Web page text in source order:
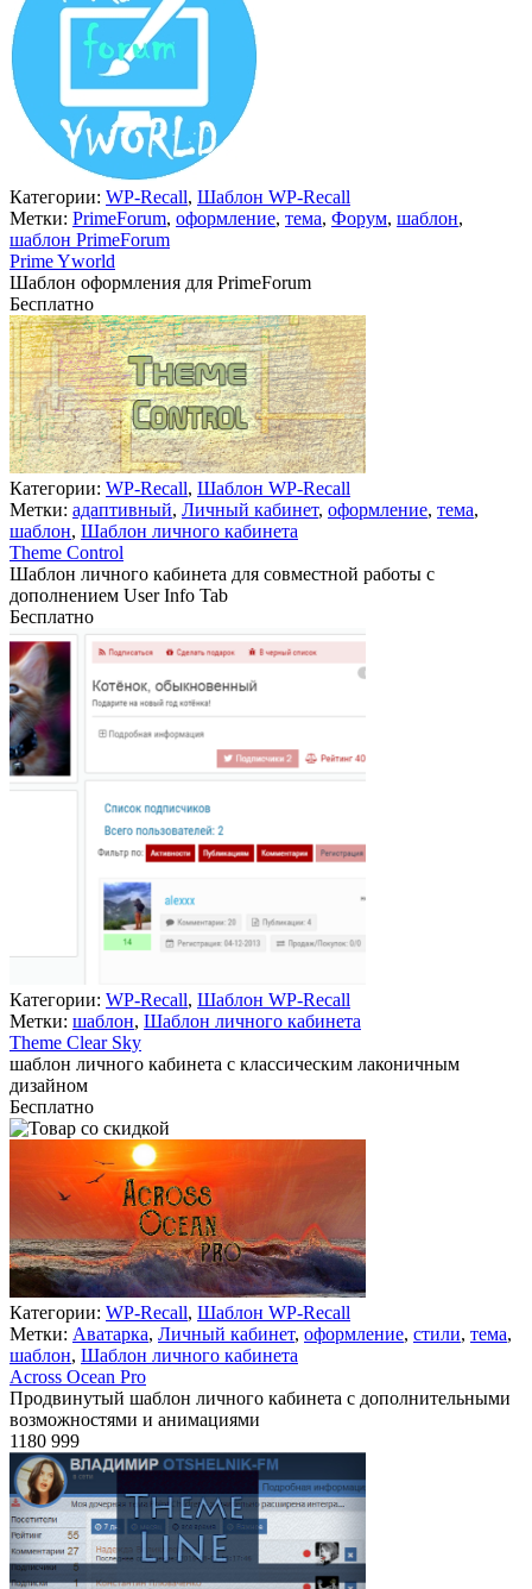
Категории: WP-Recall, Шаблон WP-Recall
Метки: PrimeForum, оформление, тема, Форум, шаблон,
шаблон PrimeForum
Prime Yworld
Шаблон оформления для PrimeForum
Бесплатно
Категории: WP-Recall, Шаблон WP-Recall
Метки: адаптивный, Личный кабинет, оформление, тема,
шаблон, Шаблон личного кабинета
Theme Control
Шаблон личного кабинета для совместной работы с
дополнением User Info Tab
Бесплатно
Категории: WP-Recall, Шаблон WP-Recall
Метки: шаблон, Шаблон личного кабинета
Theme Clear Sky
шаблон личного кабинета с классическим лаконичным
дизайном
Бесплатно
Категории: WP-Recall, Шаблон WP-Recall
Метки: Аватарка, Личный кабинет, оформление, стили, тема,
шаблон, Шаблон личного кабинета
Across Ocean Pro
Продвинутый шаблон личного кабинета с дополнительными
возможностями и анимациями
1180 999